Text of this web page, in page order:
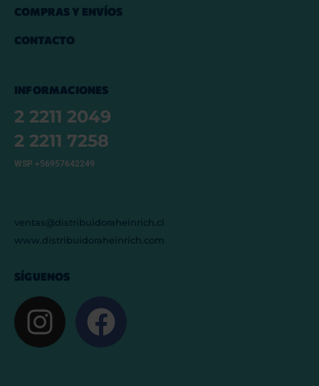
COMPRAS Y ENVÍOS
CONTACTO
INFORMACIONES
2 2211 2049
2 2211 7258
WSP +56957642249
ventas@distribuidoraheinrich.cl
www.distribuidoraheinrich.com
SÍGUENOS